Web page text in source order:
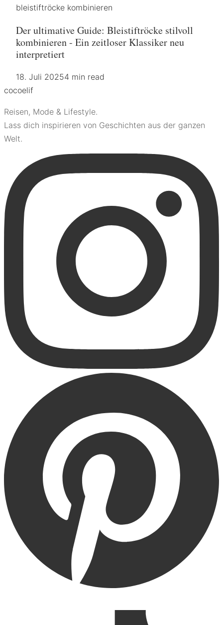
bleistiftröcke kombinieren
Der ultimative Guide: Bleistiftröcke stilvoll
kombinieren - Ein zeitloser Klassiker neu
interpretiert
18. Juli 20254 min read
cocoelif
Reisen, Mode & Lifestyle.
Lass dich inspirieren von Geschichten aus der ganzen
Welt.